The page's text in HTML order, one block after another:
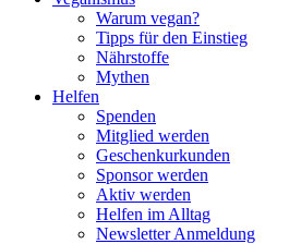
Warum vegan?
Tipps für den Einstieg
Nährstoffe
Mythen
Helfen
Spenden
Mitglied werden
Geschenkurkunden
Sponsor werden
Aktiv werden
Helfen im Alltag
Newsletter Anmeldung